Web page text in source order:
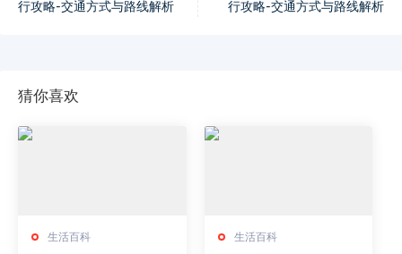
行攻略-交通方式与路线解析
行攻略-交通方式与路线解析
猜你喜欢
生活百科 生活百科